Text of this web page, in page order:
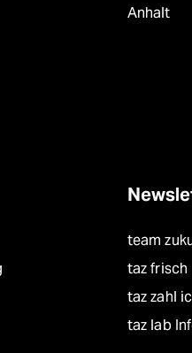
Anhalt
team
taz frisch
taz zahl
taz lab